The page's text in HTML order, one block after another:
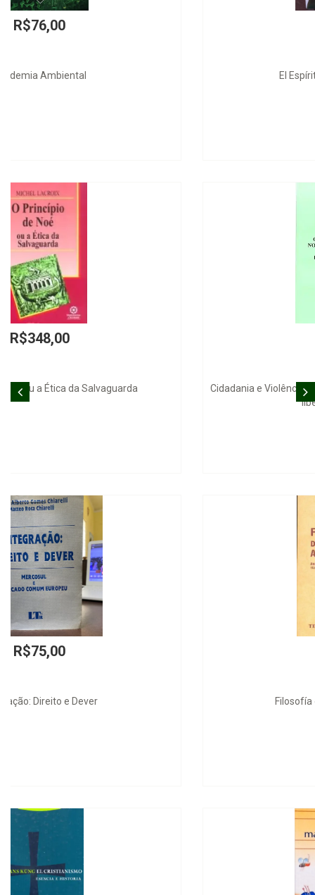
Cidadania e Violência no Judiciário Brasileiro: uma análise da
Filosofía del Derecho Argentina